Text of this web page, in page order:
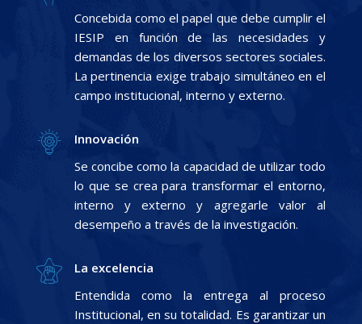
Concebida como el papel que debe cumplir el
IESIP en función de las necesidades y
demandas de los diversos sectores sociales.
La pertinencia exige trabajo simultáneo en el
campo institucional, interno y externo.
Innovación
Se concibe como la capacidad de utilizar todo
lo que se crea para transformar el entorno,
interno y externo y agregarle valor al
desempeño a través de la investigación.
La excelencia
Entendida como la entrega al proceso
Institucional, en su totalidad. Es garantizar un